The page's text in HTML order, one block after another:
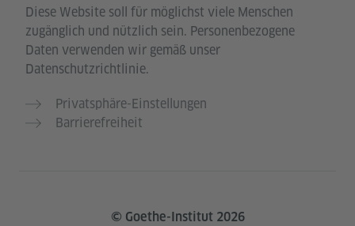
Diese Website soll für möglichst viele Menschen
zugänglich und nützlich sein. Personenbezogene
Daten verwenden wir gemäß unser
Datenschutzrichtlinie.
Privatsphäre-Einstellungen
Barrierefreiheit
© Goethe-Institut 2026